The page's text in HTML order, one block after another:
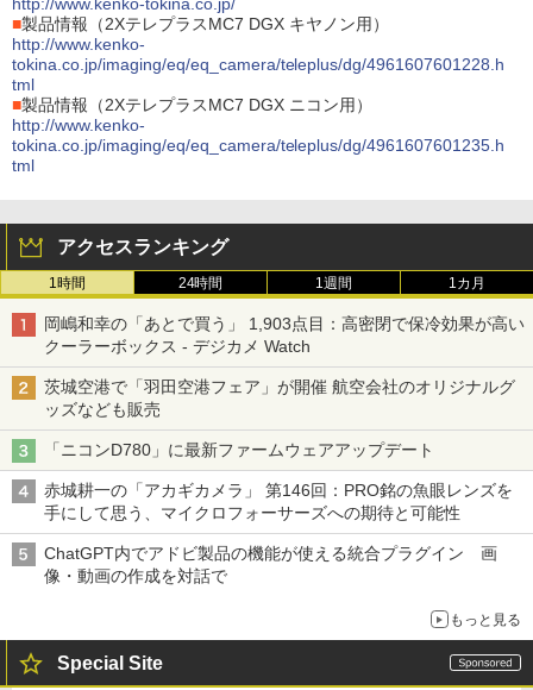
http://www.kenko-tokina.co.jp/
■製品情報（2XテレプラスMC7 DGX キヤノン用）
http://www.kenko-
tokina.co.jp/imaging/eq/eq_camera/teleplus/dg/4961607601228.h
tml
■製品情報（2XテレプラスMC7 DGX ニコン用）
http://www.kenko-
tokina.co.jp/imaging/eq/eq_camera/teleplus/dg/4961607601235.h
tml
アクセスランキング
1時間 24時間 1週間 1カ月
岡嶋和幸の「あとで買う」 1,903点目：高密閉で保冷効果が高い
クーラーボックス - デジカメ Watch
茨城空港で「羽田空港フェア」が開催 航空会社のオリジナルグ
ッズなども販売
「ニコンD780」に最新ファームウェアアップデート
赤城耕一の「アカギカメラ」 第146回：PRO銘の魚眼レンズを
手にして思う、マイクロフォーサーズへの期待と可能性
ChatGPT内でアドビ製品の機能が使える統合プラグイン 画
像・動画の作成を対話で
もっと見る
Special Site